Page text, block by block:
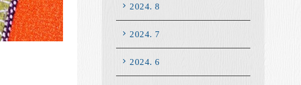
2024. 8
2024. 7
2024. 6